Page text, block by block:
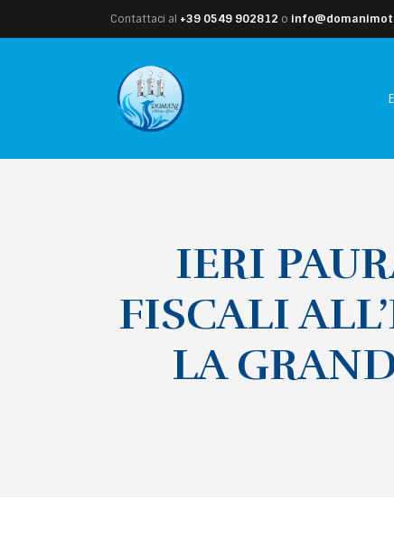
Contattaci al +39 0549 902812 o
IERI
FISCALI
LA